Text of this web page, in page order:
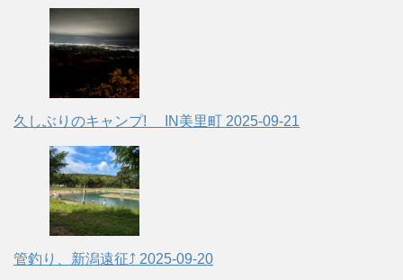
久しぶりのキャンプ! IN美里町 2025-09-21
管釣り、新潟遠征⤴ 2025-09-20